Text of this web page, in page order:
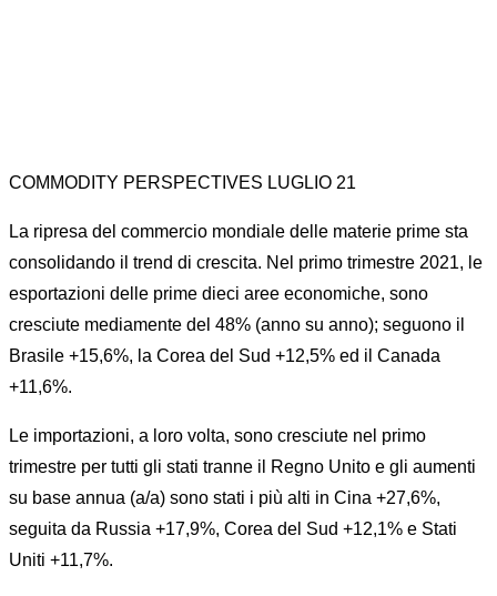
COMMODITY PERSPECTIVES LUGLIO 21
La ripresa del commercio mondiale delle materie prime sta
consolidando il trend di crescita. Nel primo trimestre 2021, le
esportazioni delle prime dieci aree economiche, sono
cresciute mediamente del 48% (anno su anno); seguono il
Brasile +15,6%, la Corea del Sud +12,5% ed il Canada
+11,6%.
Le importazioni, a loro volta, sono cresciute nel primo
trimestre per tutti gli stati tranne il Regno Unito e gli aumenti
su base annua (a/a) sono stati i più alti in Cina +27,6%,
seguita da Russia +17,9%, Corea del Sud +12,1% e Stati
Uniti +11,7%.